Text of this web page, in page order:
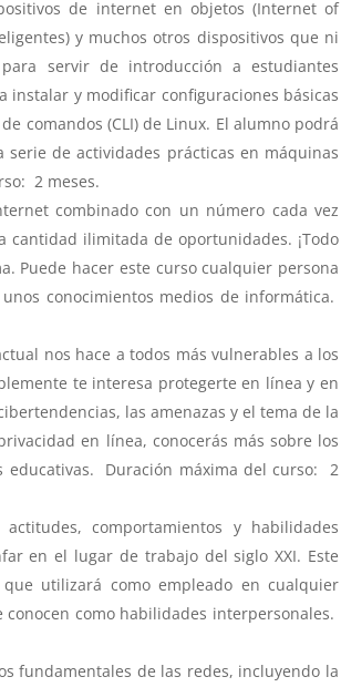
de internet en objetos (Internet of
y muchos otros dispositivos que ni
servir de introducción a estudiantes
y modificar configuraciones básicas
comandos (CLI) de Linux. El alumno podrá
de actividades prácticas en máquinas
2 meses.
combinado con un número cada vez
cantidad ilimitada de oportunidades. ¡Todo
Puede hacer este curso cualquier persona
conocimientos medios de informática.
nos hace a todos más vulnerables a los
te interesa protegerte en línea y en
las amenazas y el tema de la
en línea, conocerás más sobre los
educativas. Duración máxima del curso: 2
comportamientos y habilidades
en el lugar de trabajo del siglo XXI. Este
utilizará como empleado en cualquier
como habilidades interpersonales.
fundamentales de las redes, incluyendo la